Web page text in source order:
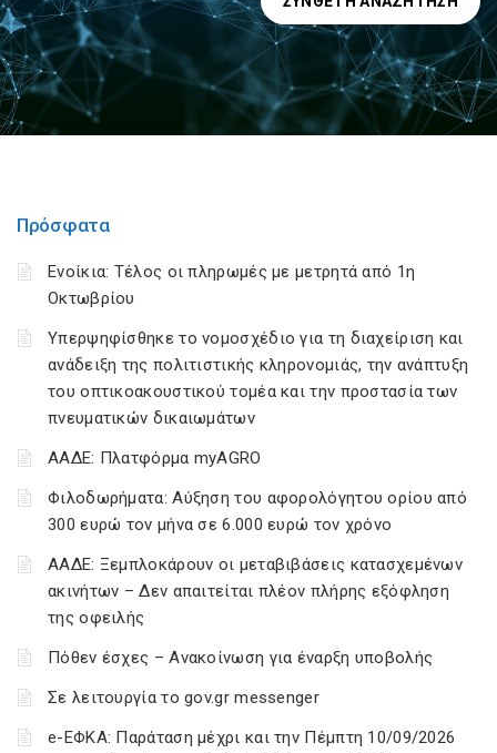
Πρόσφατα
Ενοίκια: Τέλος οι πληρωμές με μετρητά από 1η
Οκτωβρίου
Υπερψηφίσθηκε το νομοσχέδιο για τη διαχείριση και
ανάδειξη της πολιτιστικής κληρονομιάς, την ανάπτυξη
του οπτικοακουστικού τομέα και την προστασία των
πνευματικών δικαιωμάτων
ΑΑΔΕ: Πλατφόρμα myAGRO
Φιλοδωρήματα: Αύξηση του αφορολόγητου ορίου από
300 ευρώ τον μήνα σε 6.000 ευρώ τον χρόνο
ΑΑΔΕ: Ξεμπλοκάρουν οι μεταβιβάσεις κατασχεμένων
ακινήτων – Δεν απαιτείται πλέον πλήρης εξόφληση
της οφειλής
Πόθεν έσχες – Ανακοίνωση για έναρξη υποβολής
Σε λειτουργία το gov.gr messenger
e-ΕΦΚΑ: Παράταση μέχρι και την Πέμπτη 10/09/2026